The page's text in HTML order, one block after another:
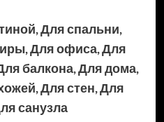
,Для спальни,
,Для офиса,Для
балкона,Для дома,
,Для стен,Для
санузла